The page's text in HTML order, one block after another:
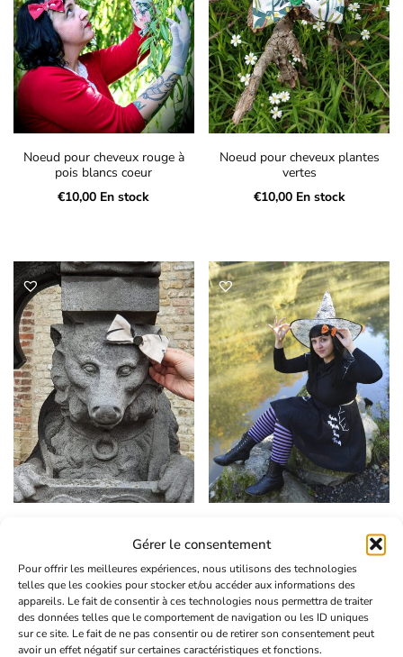
Gérer le consentement
Pour offrir les meilleures expériences, nous utilisons des technologies
telles que les cookies pour stocker et/ou accéder aux informations des
appareils. Le fait de consentir à ces technologies nous permettra de traiter
des données telles que le comportement de navigation ou les ID uniques
sur ce site. Le fait de ne pas consentir ou de retirer son consentement peut
avoir un effet négatif sur certaines caractéristiques et fonctions.
Noeud pour cheveux rouge à
pois blancs coeur
€10,00 En stock
Noeud pour cheveux plantes
vertes
€10,00 En stock
€8,00 En stock
avec bague amovible
€10,00 En stock